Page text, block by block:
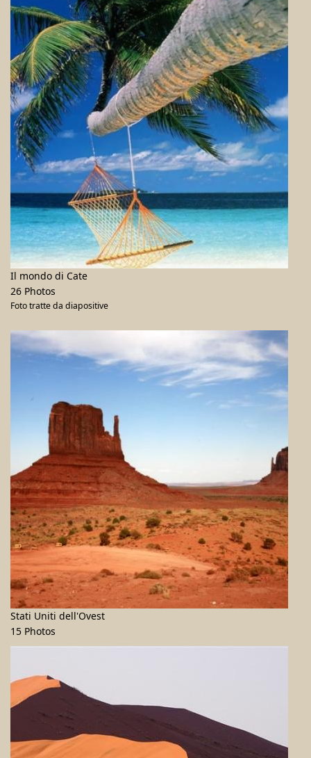
Il mondo di Cate
26 Photos
Foto tratte da diapositive
Stati Uniti dell'Ovest
15 Photos